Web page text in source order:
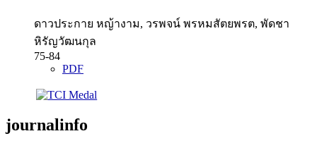
ดาวประกาย หญ้างาม, วรพจน์ พรหมสัตยพรต, พัดชา
หิรัญวัฒนกุล
75-84
PDF
journalinfo